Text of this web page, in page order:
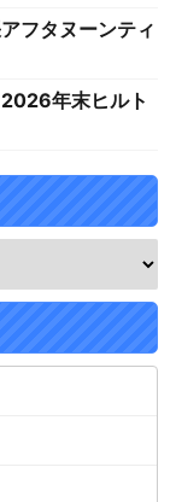
フタヌーンティ
2026年末ヒルト